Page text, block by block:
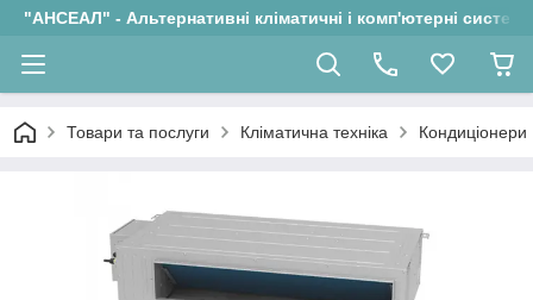
"АНСЕАЛ" - Альтернативні кліматичні і комп'ютерні системи
Товари та послуги Кліматична техніка Кондиціонери